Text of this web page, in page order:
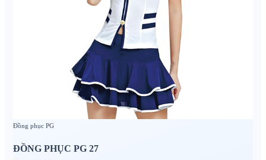
Đồng phục PG
ĐỒNG PHỤC PG 27